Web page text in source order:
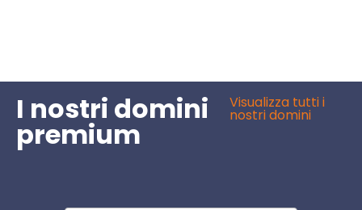
I nostri domini
premium
Visualizza tutti i
nostri domini